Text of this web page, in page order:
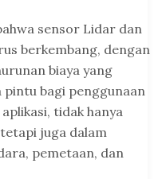
sensor Lidar dan
berkembang, dengan
biaya yang
pintu bagi penggunaan
tidak hanya
juga dalam
pemetaan, dan